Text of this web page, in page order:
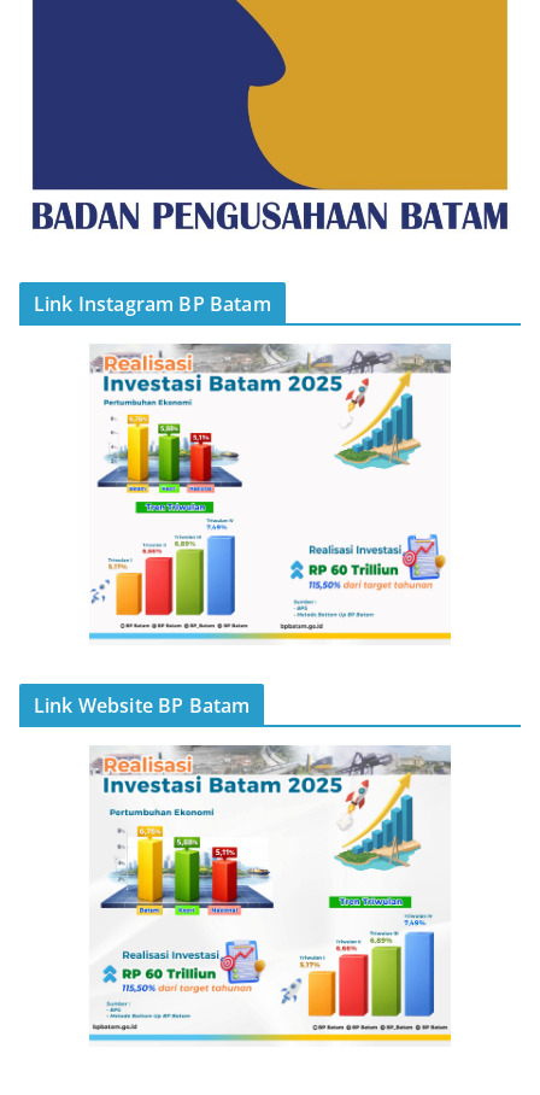
Link Instagram BP Batam
Link Website BP Batam